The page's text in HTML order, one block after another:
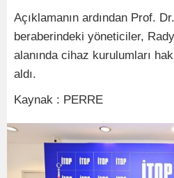
Açıklamanın ardından Prof.
beraberindeki yöneticiler,
alanında cihaz kurulumları
aldı.
Kaynak : PERRE